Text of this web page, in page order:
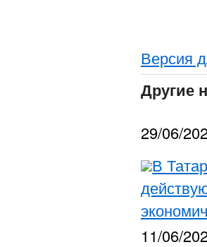
Версия
Другие
29/06/
В
11/06/